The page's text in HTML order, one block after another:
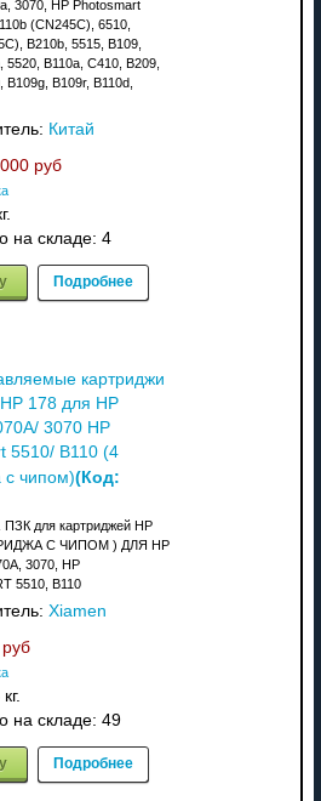
3070, HP Photosmart
(CN245C), 6510,
B210b, 5515, B109,
5520, B110a, C410, B209,
B109g, B109r, B110d,
Китай
руб
на складе: 4
Подробнее
картриджи
178 для HP
3070 HP
5510/ B110 (4
с чипом)(Код:
для картриджей HP
С ЧИПОМ ) ДЛЯ HP
3070, HP
5510, B110
Xiamen
на складе: 49
Подробнее